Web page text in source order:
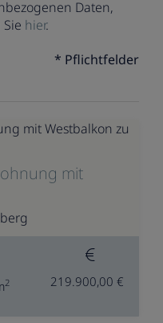
Daten,
hier.
* Pflichtfelder
mit
2 219.900,00 €